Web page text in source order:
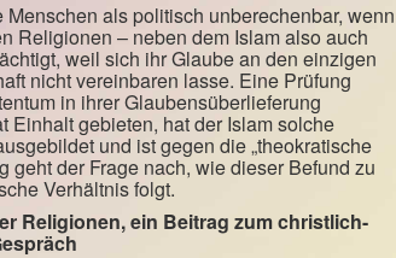
als politisch unberechenbar, wenn
Religionen – neben dem Islam also auch
weil sich ihr Glaube an den einzigen
nicht vereinbaren lasse. Eine Prüfung
in ihrer Glaubensüberlieferung
Einhalt gebieten, hat der Islam solche
und ist gegen die „theokratische
geht der Frage nach, wie dieser Befund zu
Verhältnis folgt.
Religionen,ein Beitrag zum christlich-